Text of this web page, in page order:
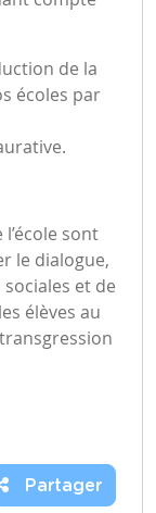
de la
écoles par
sont
le dialogue,
et de
élèves au
Partager